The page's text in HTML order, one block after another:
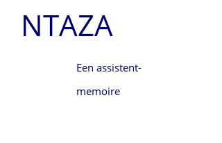
NTAZA
Een assistent-
memoire